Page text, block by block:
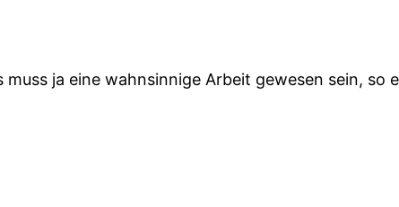
ja eine wahnsinnige Arbeit gewesen sein, so